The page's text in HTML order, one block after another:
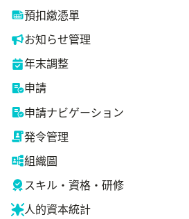
預扣繳憑單
お知らせ管理
年末調整
申請
申請ナビゲーション
発令管理
組織圖
スキル・資格・研修
人的資本統計